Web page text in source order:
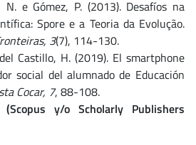
N. e Gómez, P. (2013). Desafíos na
Spore e a Teoria da Evolução.
3(7), 114-130.
Castillo, H. (2019). El smartphone
social del alumnado de Educación
Cocar, 7, 88-108.
(Scopus y/o Scholarly Publishers